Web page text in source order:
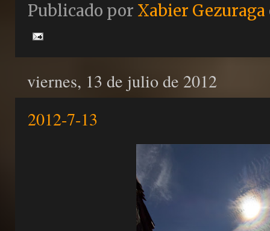
Publicado por Xabier Gezuraga
viernes, 13 de julio de 2012
2012-7-13